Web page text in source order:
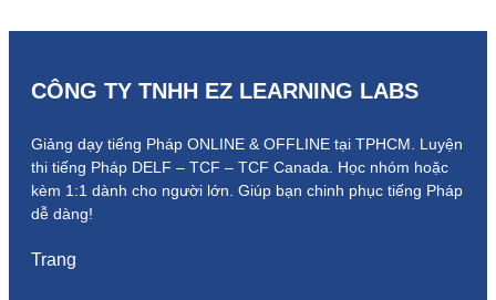
CÔNG TY TNHH EZ LEARNING LABS
Giảng dạy tiếng Pháp ONLINE & OFFLINE tại TPHCM. Luyện
thi tiếng Pháp DELF – TCF – TCF Canada. Học nhóm hoặc
kèm 1:1 dành cho người lớn. Giúp bạn chinh phục tiếng Pháp
dễ dàng!
Trang